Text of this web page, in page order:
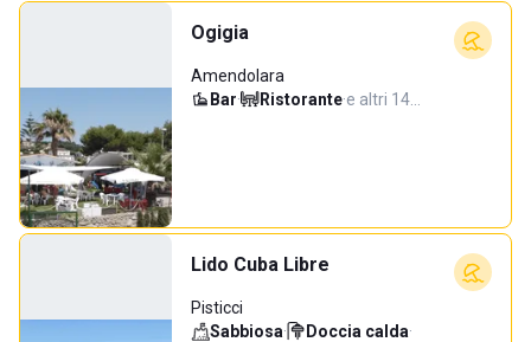
Ogigia
Amendolara
Bar· Ristorante·e altri 14…
Lido Cuba Libre
Pisticci
Sabbiosa· Doccia calda·